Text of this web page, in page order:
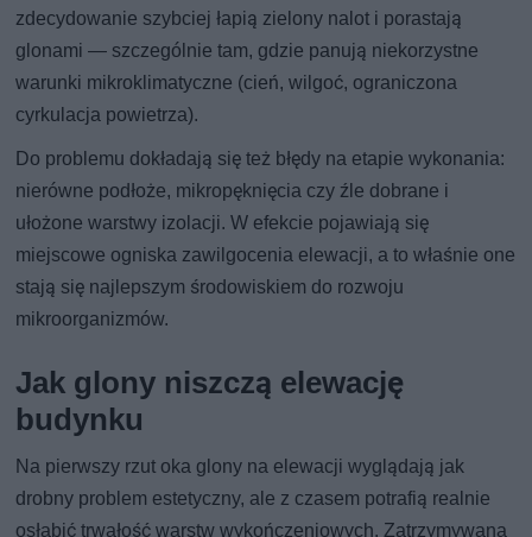
zdecydowanie szybciej łapią zielony nalot i porastają
glonami — szczególnie tam, gdzie panują niekorzystne
warunki mikroklimatyczne (cień, wilgoć, ograniczona
cyrkulacja powietrza).
Do problemu dokładają się też błędy na etapie wykonania:
nierówne podłoże, mikropęknięcia czy źle dobrane i
ułożone warstwy izolacji. W efekcie pojawiają się
miejscowe ogniska zawilgocenia elewacji, a to właśnie one
stają się najlepszym środowiskiem do rozwoju
mikroorganizmów.
Jak glony niszczą elewację
budynku
Na pierwszy rzut oka glony na elewacji wyglądają jak
drobny problem estetyczny, ale z czasem potrafią realnie
osłabić trwałość warstw wykończeniowych. Zatrzymywana